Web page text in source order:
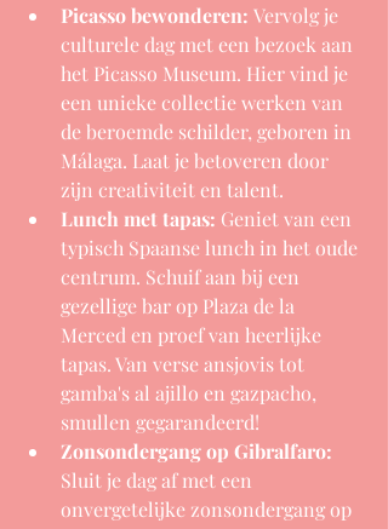
Picasso bewonderen: Vervolg je
culturele dag met een bezoek aan
het Picasso Museum. Hier vind je
een unieke collectie werken van
de beroemde schilder, geboren in
Málaga. Laat je betoveren door
zijn creativiteit en talent.
Lunch met tapas: Geniet van een
typisch Spaanse lunch in het oude
centrum. Schuif aan bij een
gezellige bar op Plaza de la
Merced en proef van heerlijke
tapas. Van verse ansjovis tot
gamba's al ajillo en gazpacho,
smullen gegarandeerd!
Zonsondergang op Gibralfaro:
Sluit je dag af met een
onvergetelijke zonsondergang op